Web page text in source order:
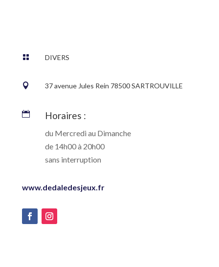
 DIVERS
 37 avenue Jules Rein 78500 SARTROUVILLE
 Horaires :
du Mercredi au Dimanche
de 14h00 à 20h00
sans interruption
www.dedaledesjeux.fr